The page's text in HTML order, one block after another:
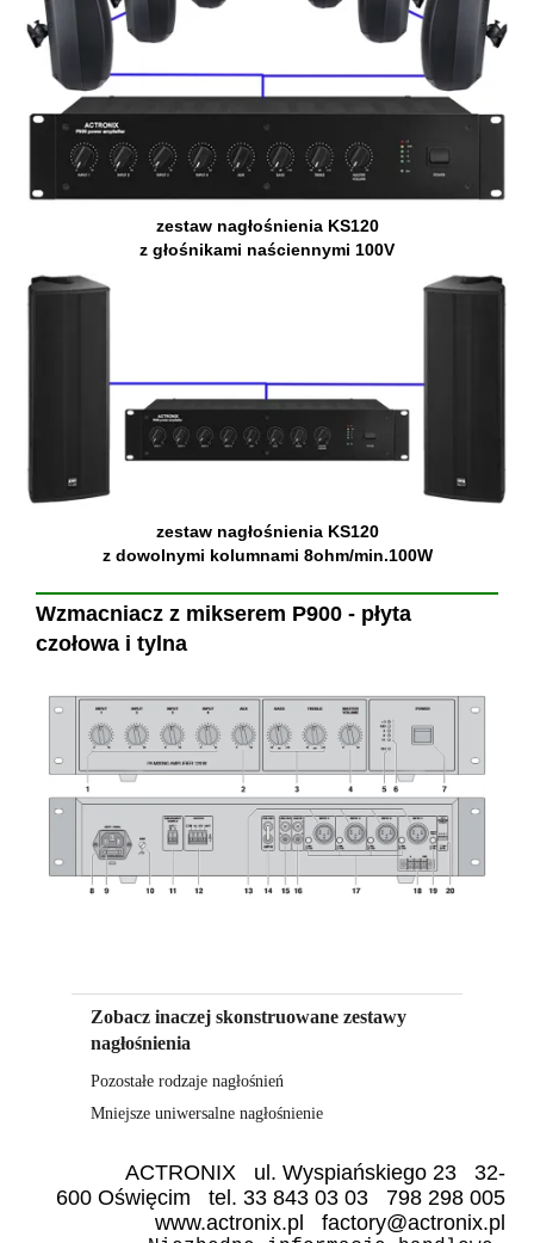
zestaw nagłośnienia KS120
z głośnikami naściennymi 100V
zestaw nagłośnienia KS120
z dowolnymi kolumnami 8ohm/min.100W
Wzmacniacz z mikserem P900 - płyta
czołowa i tylna
Zobacz inaczej skonstruowane zestawy
nagłośnienia
Pozostałe rodzaje nagłośnień
Mniejsze uniwersalne nagłośnienie
ACTRONIX ul. Wyspiańskiego 23 32-
600 Oświęcim tel. 33 843 03 03 798 298 005
www.actronix.pl factory@actronix.pl